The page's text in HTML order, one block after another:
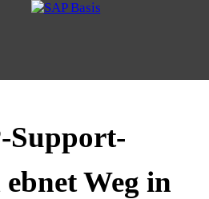
Support-
Weg in